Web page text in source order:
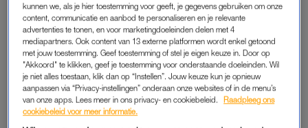
TRANSITIEPROCES
In de nieuwe documentaireMarvel Harris: Alles is nuwordt de
kijker betrokken bij het transitieproces van Marvel. Door de
ogen van Jessica Villerius en Marvel zien we de worstelingen
die Marvel heeft met zijn vrouwenlichaam tot en met de
operaties en uiterlijke veranderingen.
kunnen we, als je hier toestemming voor geeft, je gegevens gebruiken om onze
content, communicatie en aanbod te personaliseren en je relevante
advertenties te tonen, en voor marketingdoeleinden delen met 4
mediapartners. Ook content van 13 externe platformen wordt enkel getoond
met jouw toestemming. Geef toestemming of stel je eigen keuze in. Door op
"Akkoord" te klikken, geef je toestemming voor onderstaande doeleinden. Wil
je niet alles toestaan, klik dan op “Instellen”. Jouw keuze kun je opnieuw
aanpassen via “Privacy-instellingen” onderaan onze websites of in de menu’s
van onze apps. Lees meer in ons privacy- en cookiebeleid.
Raadpleeg ons
cookiebeleid voor meer informatie.